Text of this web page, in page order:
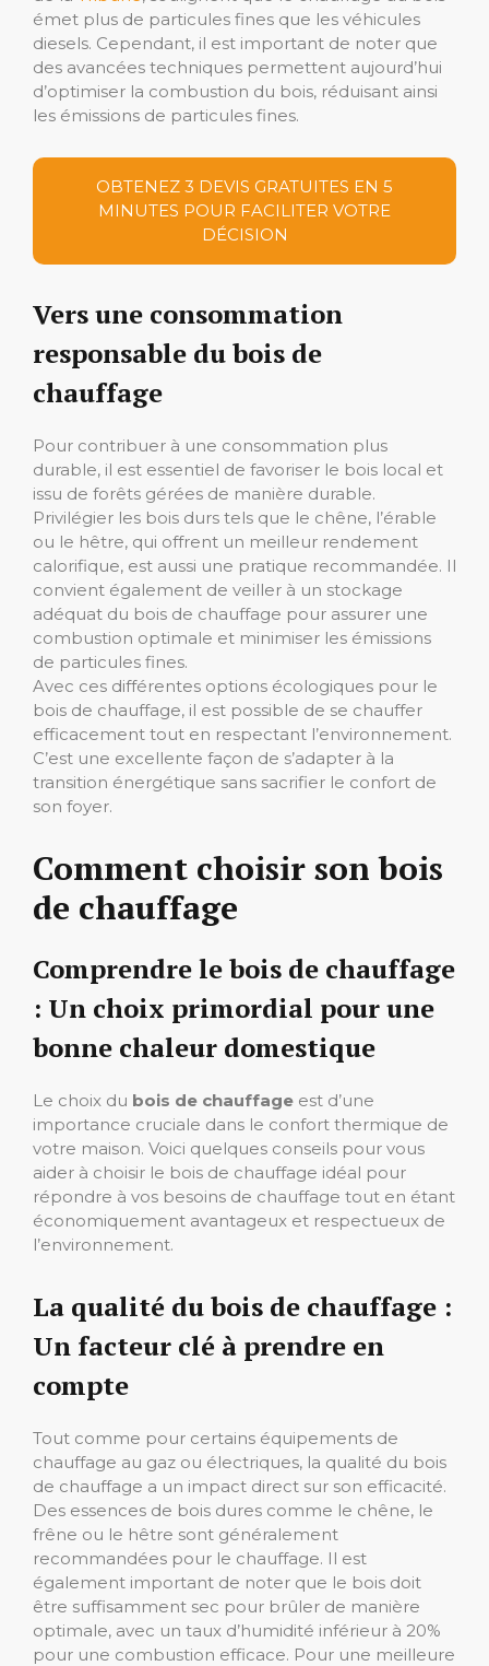
émet plus de particules fines que les véhicules
diesels. Cependant, il est important de noter que
des avancées techniques permettent aujourd’hui
d’optimiser la combustion du bois, réduisant ainsi
les émissions de particules fines.
OBTENEZ 3 DEVIS GRATUITES EN 5
MINUTES POUR FACILITER VOTRE
DÉCISION
Vers une consommation
responsable du bois de
chauffage
Pour contribuer à une consommation plus
durable, il est essentiel de favoriser le bois local et
issu de forêts gérées de manière durable.
Privilégier les bois durs tels que le chêne, l’érable
ou le hêtre, qui offrent un meilleur rendement
calorifique, est aussi une pratique recommandée. Il
convient également de veiller à un stockage
adéquat du bois de chauffage pour assurer une
combustion optimale et minimiser les émissions
de particules fines.
Avec ces différentes options écologiques pour le
bois de chauffage, il est possible de se chauffer
efficacement tout en respectant l’environnement.
C’est une excellente façon de s’adapter à la
transition énergétique sans sacrifier le confort de
son foyer.
Comment choisir son bois
de chauffage
Comprendre le bois de chauffage
: Un choix primordial pour une
bonne chaleur domestique
Le choix du bois de chauffage est d’une
importance cruciale dans le confort thermique de
votre maison. Voici quelques conseils pour vous
aider à choisir le bois de chauffage idéal pour
répondre à vos besoins de chauffage tout en étant
économiquement avantageux et respectueux de
l’environnement.
La qualité du bois de chauffage :
Un facteur clé à prendre en
compte
Tout comme pour certains équipements de
chauffage au gaz ou électriques, la qualité du bois
de chauffage a un impact direct sur son efficacité.
Des essences de bois dures comme le chêne, le
frêne ou le hêtre sont généralement
recommandées pour le chauffage. Il est
également important de noter que le bois doit
être suffisamment sec pour brûler de manière
optimale, avec un taux d’humidité inférieur à 20%
pour une combustion efficace. Pour une meilleure